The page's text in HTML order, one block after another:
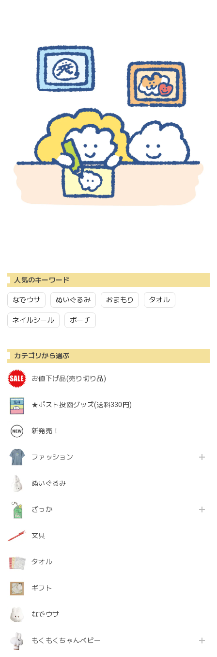
人気のキーワード
なでウサ ぬいぐるみ おまもり タオル
ネイルシール ポーチ
カテゴリから選ぶ
お値下げ品(売り切り品)
★ポスト投函グッズ(送料330円)
新発売！
ファッション
ぬいぐるみ
ざっか
文具
タオル
ギフト
なでウサ
もくもくちゃんベビー